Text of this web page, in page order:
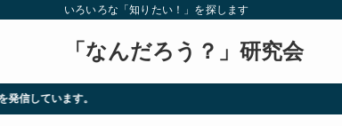
いろいろな「知りたい！」を探します
「なんだろう？」研究会